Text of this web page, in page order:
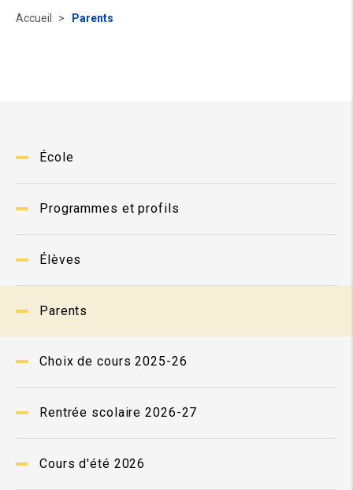
École
Programmes et profils
Élèves
Parents
Choix de cours 2025-26
Rentrée scolaire 2026-27
Cours d'été 2026
Accueil Parents